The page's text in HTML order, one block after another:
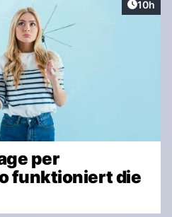
Artikel
10h
per
funktioniert die